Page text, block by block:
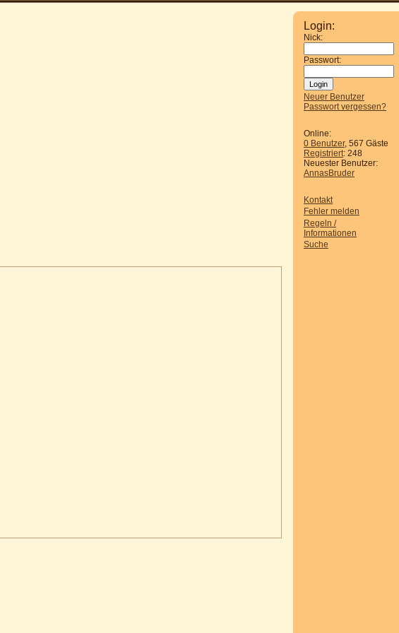
Login:
Nick:
Passwort:
Neuer Benutzer
Passwort vergessen?
Online:
0 Benutzer, 567 Gäste
Registriert: 248
Neuester Benutzer:
AnnasBruder
Kontakt
Fehler melden
Regeln /
Informationen
Suche